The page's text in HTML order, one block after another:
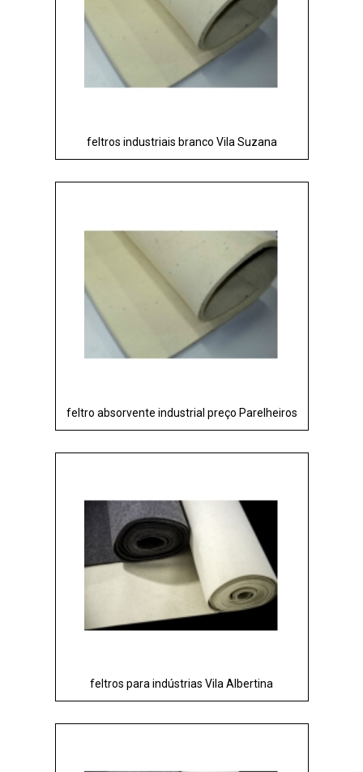
feltros industriais branco Vila Suzana
feltro absorvente industrial preço Parelheiros
feltros para indústrias Vila Albertina